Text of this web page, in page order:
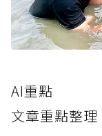
AI重點
文章重點整理